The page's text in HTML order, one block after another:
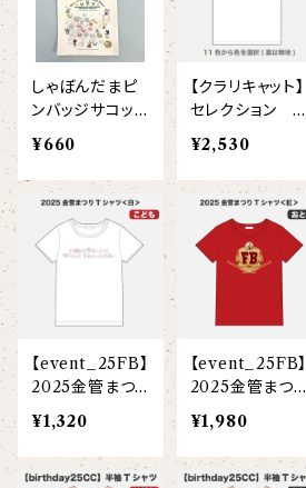
【onepoint】
【xx's day】
【birthday】
【anniversary】
【Allstar】
【unit】
オリジナルイラストTシャツ
【motif】
【emblem_chara】
【crest】
【6faces】
カラードライポロシャツ
【Brass_emblem】
アロハシャツ
ボタンダウン半袖シャツ
パーカー
プルオーバーパーカー
ドライジップパーカー
ドライストレッチプルオーバーパーカー
トレーナー
アウター
【chara】
【custom_point】
ハット・ネックウォーマー
バックパック・リュック
ペパーミント
ナマケモノ
リトルシスタードール
たたきのトリ アイリス
たたきのトリ スカーレット
コビトカバ
ジャイアントパンダ
オセロット
カズンバク
雲豹（ウンピョウ）
はたらくトリ
セクション
トラ軍団
バク一族
パーカッションチーム
しゃぼんだまピ
ンバッジサコッシ
ュ
¥660
【クラリキャット】
セレクション カ
ラードライポロ
シャツ
¥2,530
【event_25FB】
2025金管まつり
Tシャツ＜紅＞
＜白＞(こども)
¥1,320
【event_25FB】
2025金管まつり
Tシャツ＜紅＞
＜白＞(大人)
¥1,980